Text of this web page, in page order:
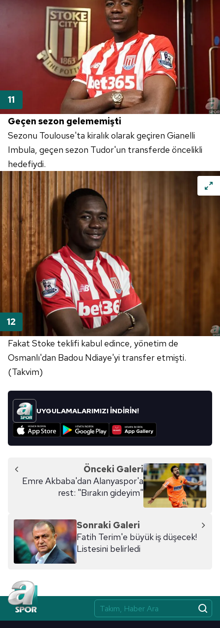
Geçen sezon gelememişti
Sezonu Toulouse'ta kiralık olarak geçiren Gianelli
Imbula, geçen sezon Tudor'un transferde öncelikli
hedefiydi.
Fakat Stoke teklifi kabul edince, yönetim de
Osmanlı'dan Badou Ndiaye'yi transfer etmişti.
(Takvim)
UYGULAMALARIMIZI İNDİRİN!
Önceki Galeri
Emre Akbaba'dan Alanyaspor'a
rest: "Bırakın gideyim"
Sonraki Galeri
Fatih Terim'e büyük iş düşecek!
Listesini belirledi